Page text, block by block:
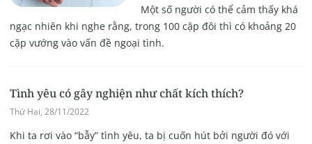
Một số người có thể cảm thấy khá
ngạc nhiên khi nghe rằng, trong 100 cặp đôi thì có khoảng 20
cặp vướng vào vấn đề ngoại tình.
Tình yêu có gây nghiện như chất kích thích?
Thứ Hai, 28/11/2022
Khi ta rơi vào “bẫy” tình yêu, ta bị cuốn hút bởi người đó với